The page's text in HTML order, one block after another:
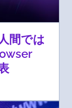
間では